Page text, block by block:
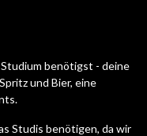
benötigst - deine
und Bier, eine
Studis benötigen, da wir